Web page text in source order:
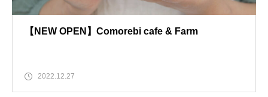
【NEW OPEN】Comorebi cafe & Farm
2022.12.27